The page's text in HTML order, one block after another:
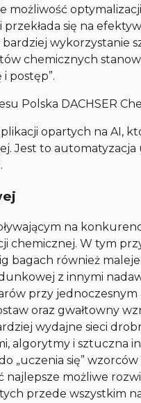
możliwość
się na
wykorzystanie
chemicznych
postęp”.
Polska DACHSER
opartych na AI,
Jest to automatyzacja
na
chemicznej. W tym
bagach również
z innymi
przy jednoczesnym
oraz gwałtowny
wydajne sieci
algorytmy i sztuczna
„uczenia się”
możliwe
przede wszystkim